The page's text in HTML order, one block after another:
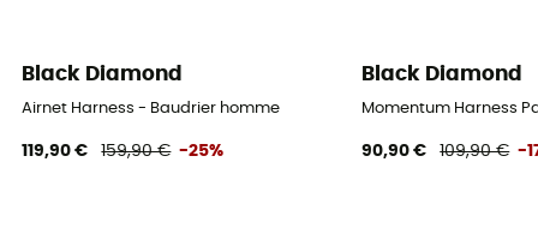
Black Diamond
Airnet Harness - Baudrier homme
119,90 € 159,90 € -25%
Black Diamond
Momentum Harness
90,90 € 109,90 € -